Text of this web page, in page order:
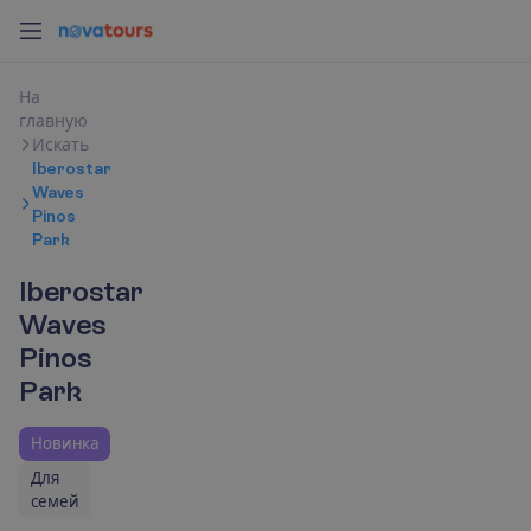
На
главную
Искать
Iberostar
Waves
Pinos
Park
Iberostar
Waves
Pinos
Park
Новинка
Для
семей